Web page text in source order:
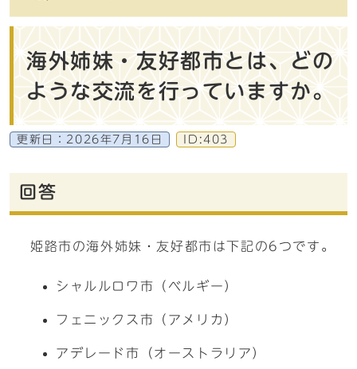
海外姉妹・友好都市とは、どの
ような交流を行っていますか。
更新日： 2026年7月16日 ID:403
回答
姫路市の海外姉妹・友好都市は下記の6つです。
シャルルロワ市（ベルギー）
フェニックス市（アメリカ）
アデレード市（オーストラリア）